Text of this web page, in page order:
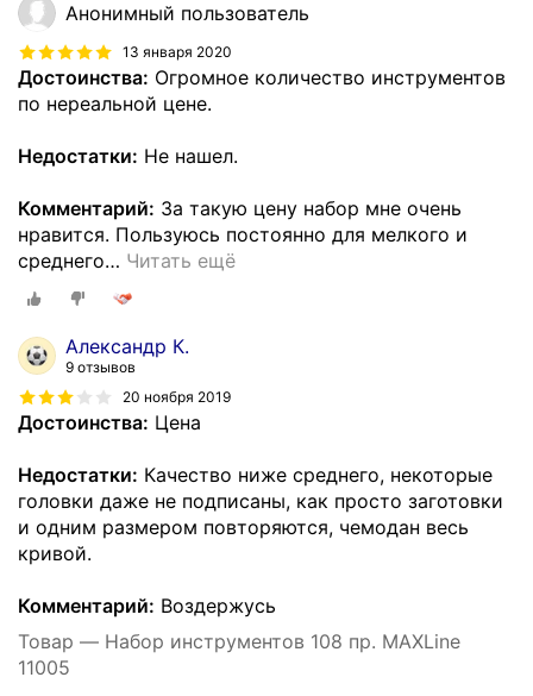
Анонимный пользователь
13 января 2020
Достоинства: Огромное количество инструментов
по нереальной цене.
Недостатки: Не нашел.
Комментарий: За такую цену набор мне очень
нравится. Пользуюсь постоянно для мелкого и
среднего… Читать ещё
Александр К.
9 отзывов
20 ноября 2019
Достоинства: Цена
Недостатки: Качество ниже среднего, некоторые
головки даже не подписаны, как просто заготовки
и одним размером повторяются, чемодан весь
кривой.
Комментарий: Воздержусь
Товар — Набор инструментов 108 пр. MAXLine
11005